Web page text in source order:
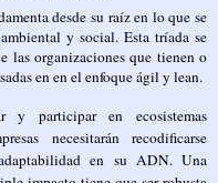
desde su raíz en lo que se
y social. Esta tríada se
las organizaciones que tienen o
en en el enfoque ágil y lean.
y participar en ecosistemas
necesitarán recodificarse
en su ADN. Una